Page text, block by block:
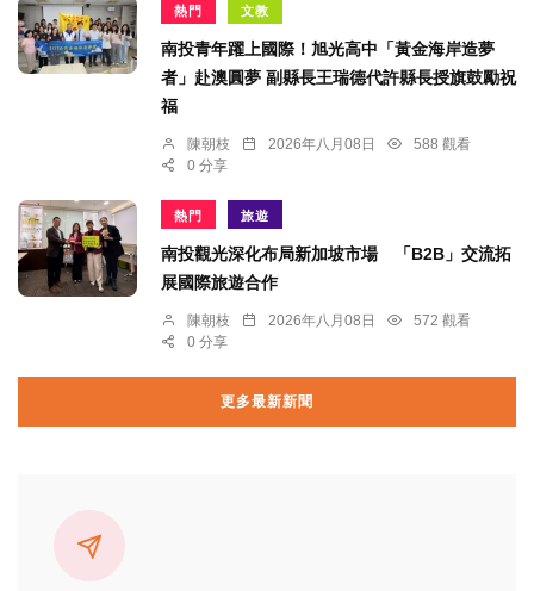
熱門 文教
南投青年躍上國際！旭光高中「黃金海岸造夢
者」赴澳圓夢 副縣長王瑞德代許縣長授旗鼓勵祝
福
陳朝枝 2026年八月08日
588 觀看
0 分享
熱門 旅遊
南投觀光深化布局新加坡市場 「B2B」交流拓
展國際旅遊合作
陳朝枝 2026年八月08日
572 觀看
0 分享
更多最新新聞